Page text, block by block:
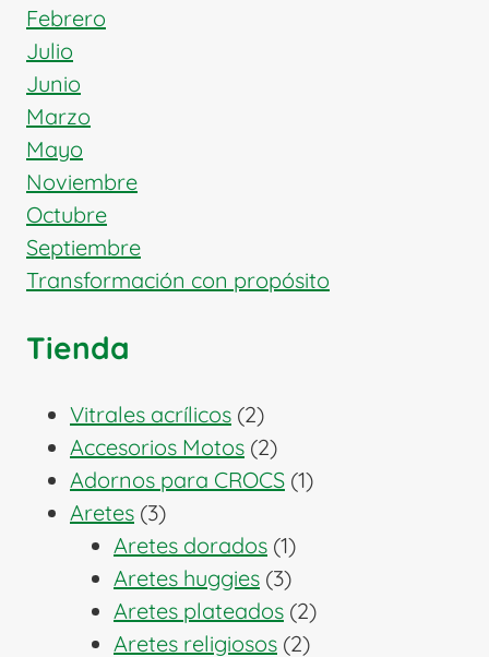
Febrero
Julio
Junio
Marzo
Mayo
Noviembre
Octubre
Septiembre
Transformación con propósito
Tienda
Vitrales acrílicos 22
productos
Accesorios Motos 22
productos
Adornos para CROCS 11
Aretes 33
productos
Aretes dorados 11
producto
Aretes huggies 33
productos
Aretes plateados 22
productos
Aretes religiosos 22